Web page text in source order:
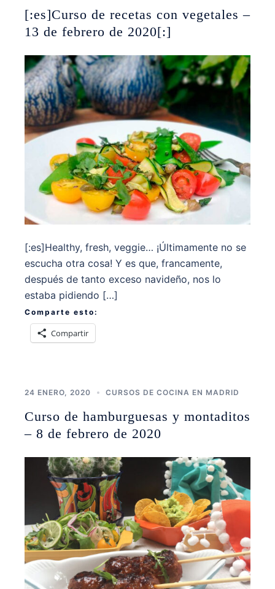
[:es]Curso de recetas con vegetales –
13 de febrero de 2020[:]
[:es]Healthy, fresh, veggie… ¡Últimamente no se
escucha otra cosa! Y es que, francamente,
después de tanto exceso navideño, nos lo
estaba pidiendo […]
Comparte esto:
Compartir
24 ENERO, 2020 CURSOS DE COCINA EN MADRID
Curso de hamburguesas y montaditos
– 8 de febrero de 2020